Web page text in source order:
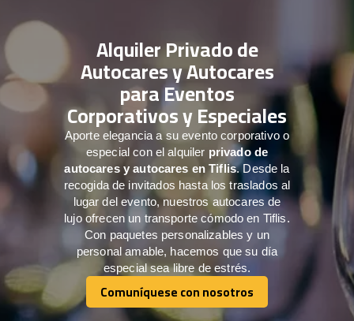
Alquiler Privado de
Autocares y Autocares
para Eventos
Corporativos y Especiales
Aporte elegancia a su evento corporativo o
especial con el alquiler privado de
autocares y autocares en Tiflis. Desde la
recogida de invitados hasta los traslados al
lugar del evento, nuestros autocares de
lujo ofrecen un transporte cómodo en Tiflis.
Con paquetes personalizables y un
personal amable, hacemos que su día
especial sea libre de estrés.
Comuníquese con nosotros
Comuníquese con nosotros